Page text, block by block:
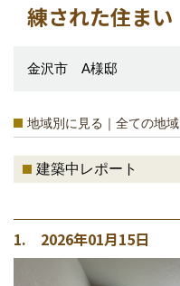
練された住まい
金沢市 A様邸
地域別に見る｜全ての地域
建築中レポート
1. 2026年01月15日